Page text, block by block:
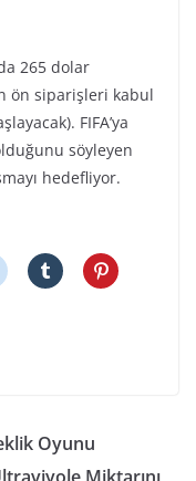
265 dolar
ön siparişleri kabul
FIFA’ya
söyleyen
hedefliyor.
Oyunu